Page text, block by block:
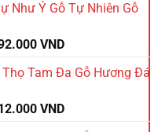
VND.là:
Như Ý Gỗ Tự Nhiên Gỗ
VNDGiá
tại
1.392.000 VND.
Tam Đa Gỗ Hương Đá
VNDGiá